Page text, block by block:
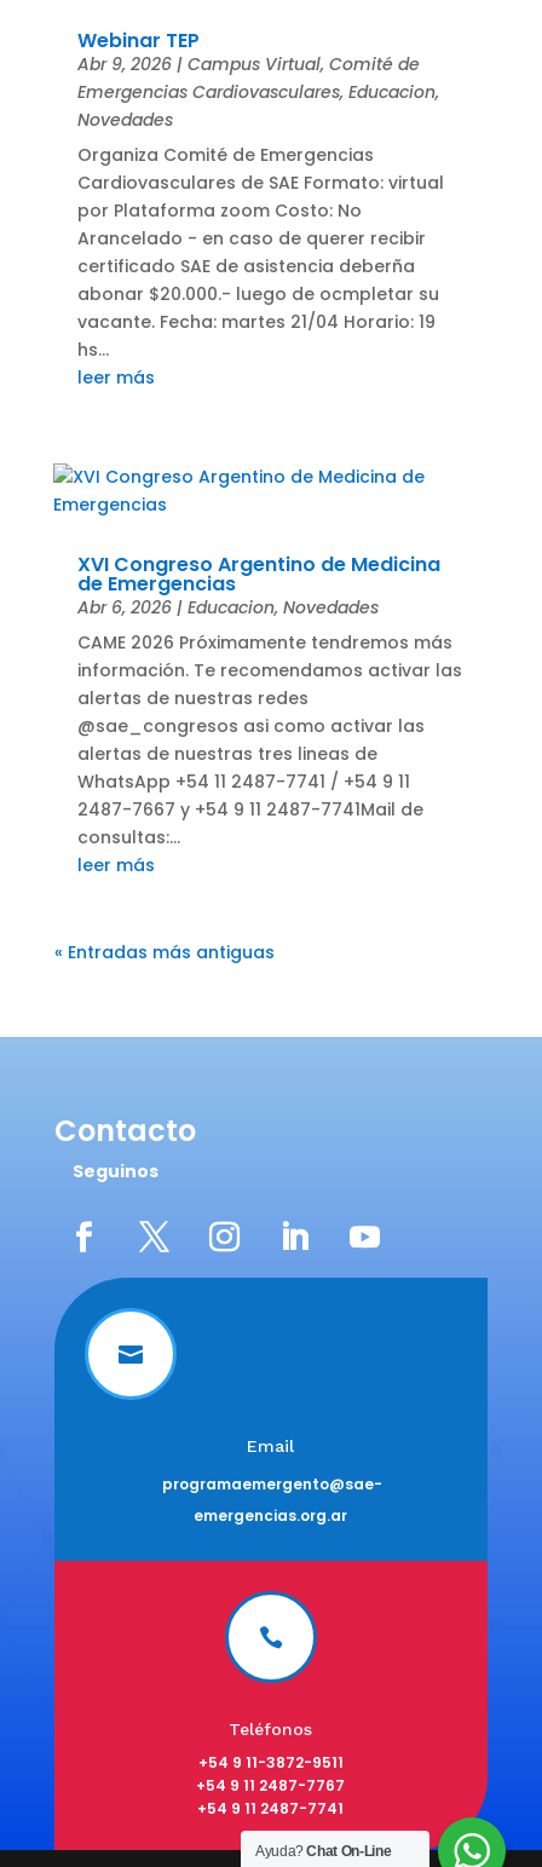
Webinar TEP
Abr 9, 2026| Campus Virtual, Comité de
Emergencias Cardiovasculares, Educacion,
Novedades
Organiza Comité de Emergencias
Cardiovasculares de SAE Formato: virtual
por Plataforma zoom Costo: No
Arancelado - en caso de querer recibir
certificado SAE de asistencia deberña
abonar $20.000.- luego de ocmpletar su
vacante. Fecha: martes 21/04 Horario: 19
hs...
leer más
XVI Congreso Argentino de Medicina
de Emergencias
Abr 6, 2026| Educacion, Novedades
CAME 2026 Próximamente tendremos más
información. Te recomendamos activar las
alertas de nuestras redes
@sae_congresos asi como activar las
alertas de nuestras tres lineas de
WhatsApp +54 11 2487-7741 / +54 9 11
2487-7667 y +54 9 11 2487-7741Mail de
consultas:...
leer más
« Entradas más antiguas
Contacto
Seguinos

Email
programaemergento@sae-
emergencias.org.ar

Teléfonos
+54 9 11-3872-9511
+54 9 11 2487-7767
+54 9 11 2487-7741
Ayuda?Chat On-Line